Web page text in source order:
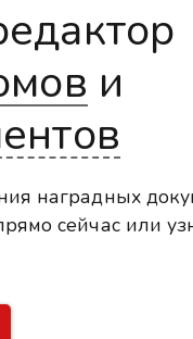
и
наградных
сейчас или